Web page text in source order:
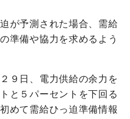
が予測された場合、需給
準備や協力を求めるよう
９日、電力供給の余力を
と５パーセントを下回る
めて需給ひっ迫準備情報